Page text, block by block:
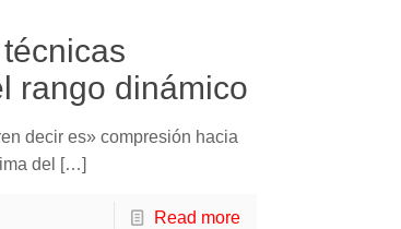
rango dinámico
decir es» compresión hacia
del […]
Read more